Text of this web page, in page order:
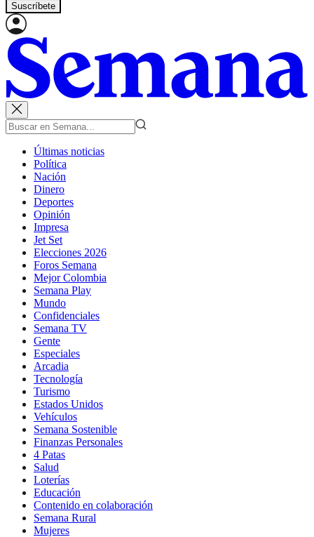
Suscríbete
Últimas noticias
Política
Nación
Dinero
Deportes
Opinión
Impresa
Jet Set
Elecciones 2026
Foros Semana
Mejor Colombia
Semana Play
Mundo
Confidenciales
Semana TV
Gente
Especiales
Arcadia
Tecnología
Turismo
Estados Unidos
Vehículos
Semana Sostenible
Finanzas Personales
4 Patas
Salud
Loterías
Educación
Contenido en colaboración
Semana Rural
Mujeres